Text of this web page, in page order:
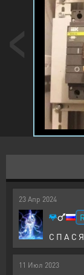
23 Апр 2024
С П А С
11 Июл 2023